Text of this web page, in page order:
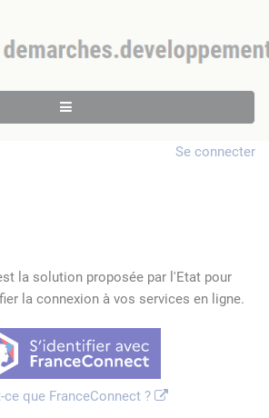
Se connecter
la solution proposée par l'Etat pour
la connexion à vos services en ligne.
ce que FranceConnect ?